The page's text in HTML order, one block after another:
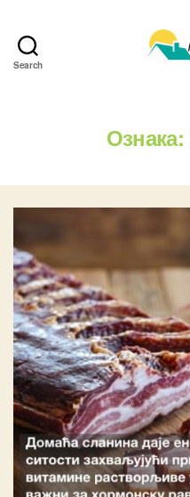
Search
Ознака: